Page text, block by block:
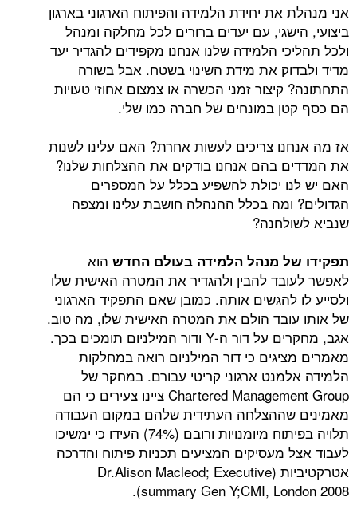
אני מנהלת את יחידת הלמידה והפיתוח הארגוני בארגון
ביצועי, הישגי, עם יעדים ברורים לכל מחלקה ומנהל
ולכל תהליכי הלמידה שלנו אנחנו מקפידים להגדיר יעד
מדיד ולבדוק את מידת השינוי בשטח. אבל בשורה
התחתונה? קיצור זמני הכשרה או צמצום אחוזי טעויות
הם כסף קטן במונחים של חברה כמו שלי.
אז מה אנחנו צריכים לעשות אחרת? האם עלינו לשנות
את המדדים בהם אנחנו בודקים את ההצלחות שלנו?
האם יש לנו יכולת להשפיע בכלל על המספרים
הגדולים? ומה בכלל ההנהלה חושבת עלינו ומצפה
שנביא לשולחנה?
תפקידו של מנהל הלמידה בעולם החדש הוא
לאפשר לעובד להבין ולהגדיר את המטרה האישית שלו
ולסייע לו להגשים אותה. כמובן שאם התפקיד הארגוני
של אותו עובד הולם את המטרה האישית שלו, מה טוב.
אגב, מחקרים על דור ה-Y ודור המילניום תומכים בכך.
מאמרים מציגים כי דור המילניום רואה במחלקות
הלמידה אלמנט ארגוני קריטי עבורם. במחקר של
Chartered Management Group ציינו צעירים כי הם
מאמינים שההצלחה העתידית שלהם במקום העבודה
תלויה בפיתוח מיומנויות ורובם (74%) העידו כי ימשיכו
לעבוד אצל מעסיקים המציעים תכניות פיתוח והדרכה
אטרקטיביות (Dr.Alison Macleod; Executive
summary Gen Y;CMI, London 2008).